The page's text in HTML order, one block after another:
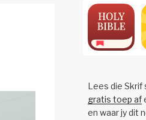
Lees die Skrif
gratis toep af
en waar jy dit